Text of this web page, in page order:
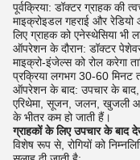
पूर्वक्रिया: डॉक्टर ग्राहक
माइक्रोइडल गहराई और
लिए ग्राहक को एनेस्थेसिया भी
ऑपरेशन के दौरान: डॉक्टर
माइक्रो-इंजेल्स को रोल करेगा
प्रक्रिया लगभग 30-60 मिनट
ऑपरेशन के बाद: उपचार के बाद,
एरिथेमा, सूजन, जलन, खुजली
के भीतर कम हो जाती हैं।
ग्राहकों के लिए उपचार के बाद
विशेष रूप से, रोगियों को